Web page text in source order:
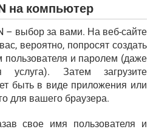
на компьютер
– выбор за вами. На веб-сайте
вероятно, попросят создать
пользователя и паролем (даже
услуга). Затем загрузите
быть в виде приложения или
для вашего браузера.
свое имя пользователя и